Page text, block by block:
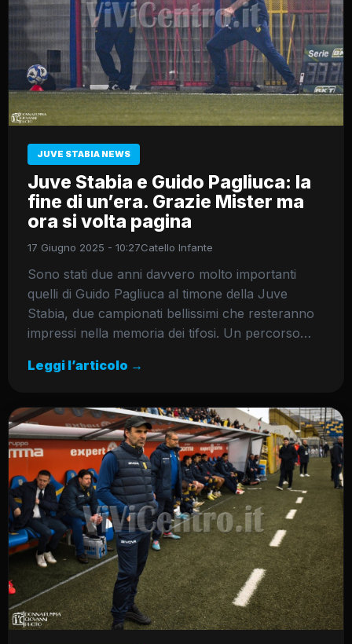
JUVE STABIA NEWS
Juve Stabia e Guido Pagliuca: la
fine di un’era. Grazie Mister ma
ora si volta pagina
17 Giugno 2025 - 10:27Catello Infante
Sono stati due anni davvero molto importanti
quelli di Guido Pagliuca al timone della Juve
Stabia, due campionati bellissimi che resteranno
impressi nella memoria dei tifosi. Un percorso…
Leggi l’articolo →